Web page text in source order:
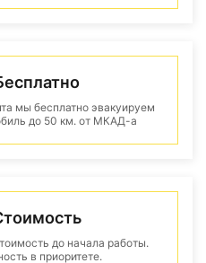
мы бесплатно эвакуируем
до 50 км. от МКАД-а
до начала работы.
в приоритете.